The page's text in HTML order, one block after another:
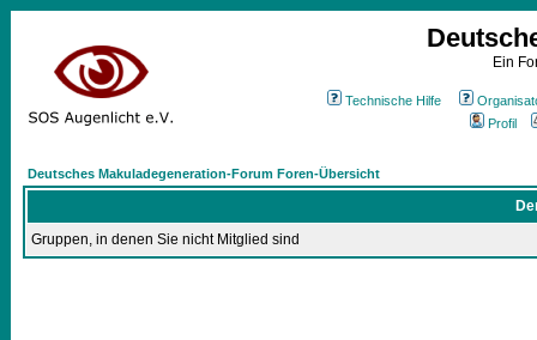
Ein
Technische Hilfe
Profil
Deutsches Makuladegeneration-Forum Foren-Übersicht
Gruppen, in denen Sie nicht Mitglied sind